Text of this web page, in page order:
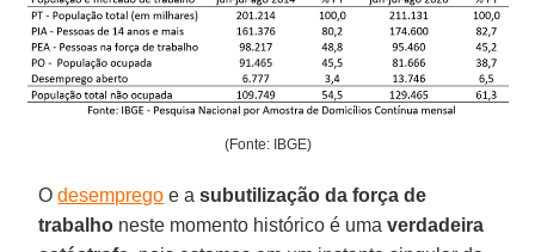
(Fonte: IBGE)
Odesemprego e asubutilização da força de
trabalho neste momento histórico é umaverdadeira